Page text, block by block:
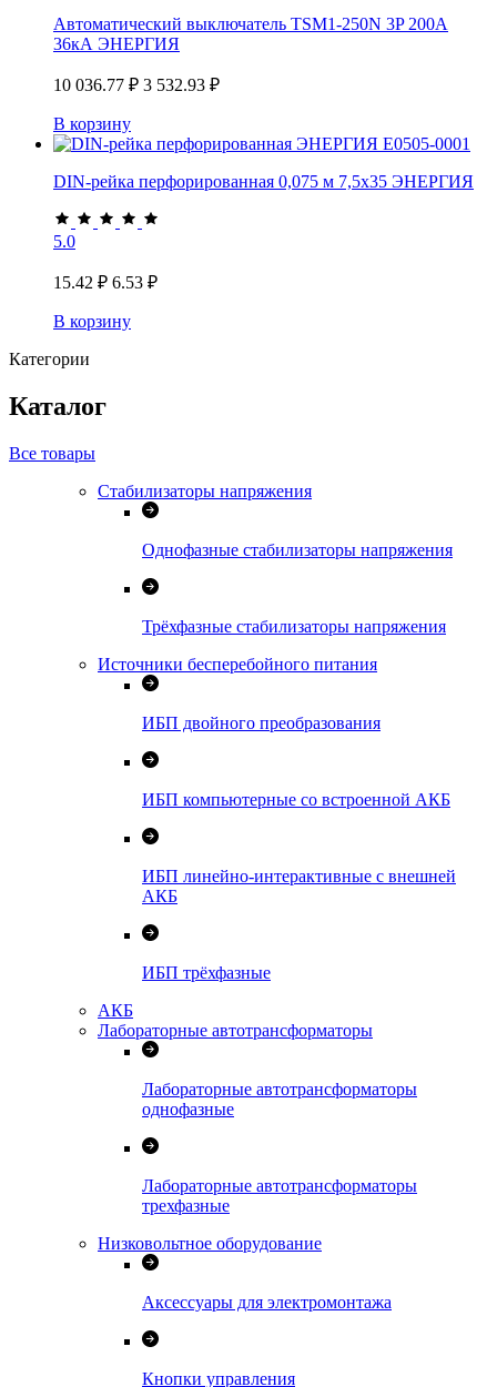
Автоматический выключатель TSM1-250N 3P 200A
36кА ЭНЕРГИЯ
10 036.77 ₽ 3 532.93 ₽
В корзину
DIN-рейка перфорированная 0,075 м 7,5х35 ЭНЕРГИЯ
5.0
15.42 ₽ 6.53 ₽
В корзину
Категории
Каталог
Все товары
Стабилизаторы напряжения
Однофазные стабилизаторы напряжения
Трёхфазные стабилизаторы напряжения
Источники бесперебойного питания
ИБП двойного преобразования
ИБП компьютерные со встроенной АКБ
ИБП линейно-интерактивные с внешней
АКБ
ИБП трёхфазные
АКБ
Лабораторные автотрансформаторы
Лабораторные автотрансформаторы
однофазные
Лабораторные автотрансформаторы
трехфазные
Низковольтное оборудование
Аксессуары для электромонтажа
Кнопки управления